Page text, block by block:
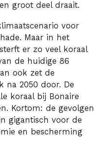
groot deel draait.
voor
Maar in het
er zo veel koraal
de huidige 86
ook zet de
na 2050 door. De
koraal bij Bonaire
Kortom: de gevolgen
gigantisch voor de
en bescherming